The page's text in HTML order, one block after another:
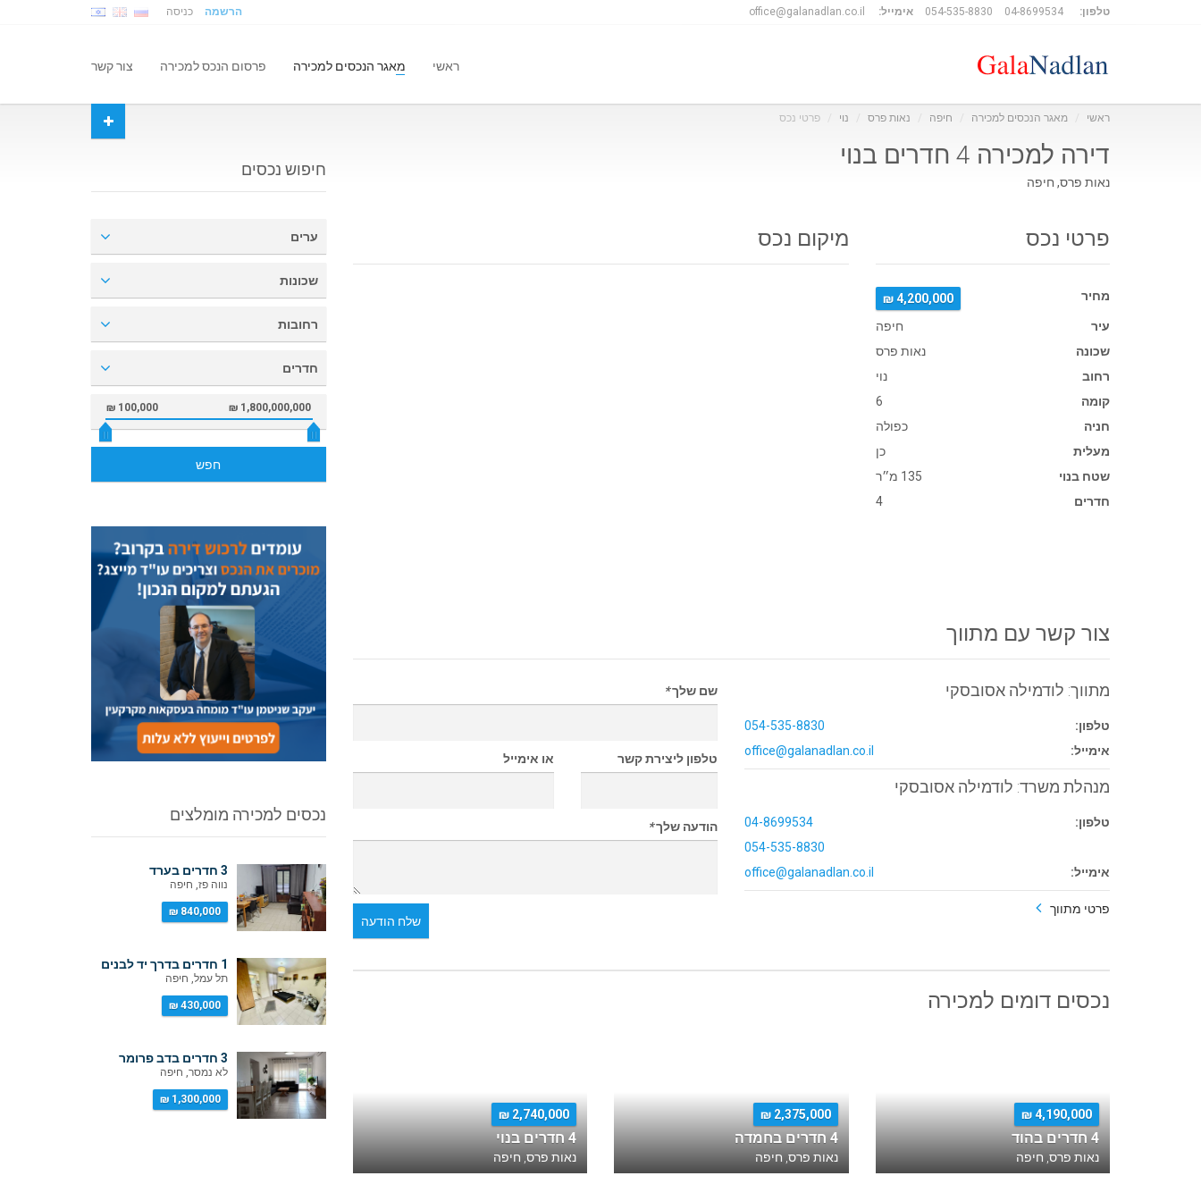
טלפון: 04-8699534
054-535-8830 אימייל: office@galanadlan.co.il הרשמה כניסה
ראשי מאגר הנכסים למכירה פרסום הנכס למכירה צור קשר
ראשי מאגר הנכסים למכירה חיפה נאות פרס נוי פרטי נכס
דירה למכירה 4 חדרים בנוי
נאות פרס, חיפה
פרטי נכס
מחיר
4,200,000 ₪
עיר
חיפה
שכונה
נאות פרס
רחוב
נוי
קומה
6
חניה
כפולה
מעלית
כן
שטח בנוי
135 מ״ר
חדרים
4
מיקום נכס
צור קשר עם מתווך
מתווך: לודמילה אסובסקי
טלפון:
054-535-8830
אימייל:
office@galanadlan.co.il
מנהלת משרד: לודמילה אסובסקי
טלפון:
04-8699534
054-535-8830
אימייל:
office@galanadlan.co.il
פרטי מתווך
שם שלך*
טלפון ליצירת קשר או אימייל
הודעה שלך*
שלח הודעה
נכסים דומים למכירה
4,190,000 ₪
4 חדרים בהוד
נאות פרס, חיפה
2,375,000 ₪
4 חדרים בחמדה
נאות פרס, חיפה
2,740,000 ₪
4 חדרים בנוי
נאות פרס, חיפה
חיפוש נכסים
ערים
שכונות
רחובות
חדרים
100,000 ₪ 1,800,000,000 ₪
חפש
נכסים למכירה מומלצים
3 חדרים בערד
נווה פז, חיפה
840,000 ₪
1 חדרים בדרך יד לבנים
תל עמל, חיפה
430,000 ₪
3 חדרים בדב פרומר
לא נמסר, חיפה
1,300,000 ₪